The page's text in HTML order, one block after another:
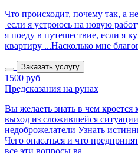
Что происходит, почему так, а
если я устроюсь на новую
я поеду в путешествие, если я
квартиру ...Насколько мне
Заказать услугу
1500 руб
Предсказания на рунах
Вы желаеть знать в чем
выход из сложившейся
недоброжелатели Узнать
Чего опасаться и что